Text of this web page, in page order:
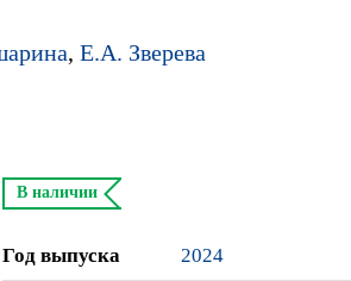
, Е.А. Зверева
В наличии
Год выпуска 2024